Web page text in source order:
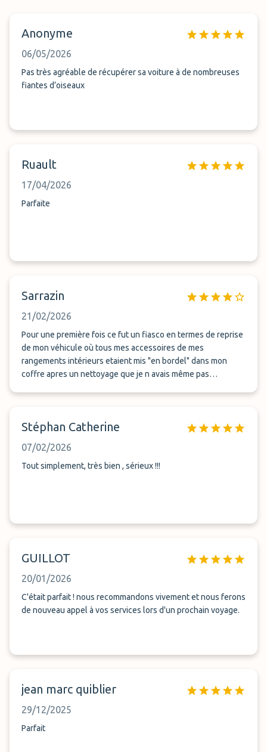
Anonyme
06/05/2026
Pas très agréable de récupérer sa voiture à de nombreuses
fiantes d’oiseaux
Ruault
17/04/2026
Parfaite
Sarrazin
21/02/2026
Pour une première fois ce fut un fiasco en termes de reprise
de mon véhicule où tous mes accessoires de mes
rangements intérieurs etaient mis "en bordel" dans mon
coffre apres un nettoyage que je n avais même pas
Stéphan Catherine
07/02/2026
Tout simplement, très bien , sérieux !!!
GUILLOT
20/01/2026
C'était parfait ! nous recommandons vivement et nous ferons
de nouveau appel à vos services lors d'un prochain voyage.
jean marc quiblier
29/12/2025
Parfait